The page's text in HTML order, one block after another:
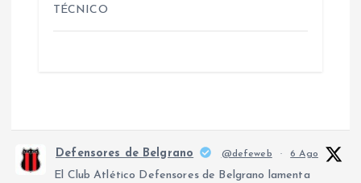
TÉCNICO
Defensores de Belgrano @defeweb · 6 Ago
El Club Atlético Defensores de Belgrano lamenta